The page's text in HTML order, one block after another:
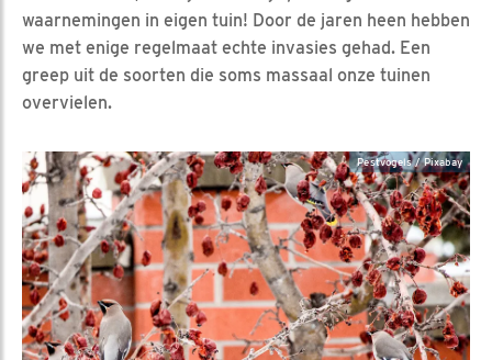
waarnemingen in eigen tuin! Door de jaren heen hebben
we met enige regelmaat echte invasies gehad. Een
greep uit de soorten die soms massaal onze tuinen
overvielen.
Pestvogels / Pixabay